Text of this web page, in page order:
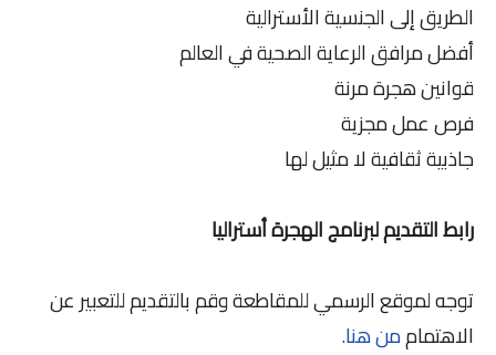
الطريق إلى الجنسية الأسترالية
أفضل مرافق الرعاية الصحية في العالم
قوانين هجرة مرنة
فرص عمل مجزية
جاذبية ثقافية لا مثيل لها
رابط التقديم لبرنامج الهجرة أستراليا
توجه لموقع الرسمي للمقاطعة وقم بالتقديم للتعبير عن
الاهتماممن هنا.